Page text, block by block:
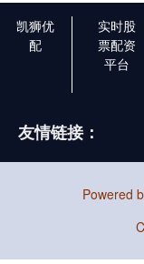
凯狮优
配
实时股
票配资
平台
友情链接：
Powered